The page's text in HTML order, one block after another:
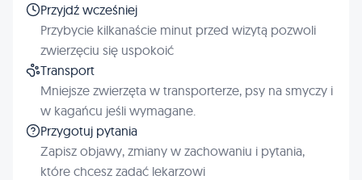
Przyjdź wcześniej
Przybycie kilkanaście minut przed wizytą pozwoli
zwierzęciu się uspokoić
Transport
Mniejsze zwierzęta w transporterze, psy na smyczy i
w kagańcu jeśli wymagane.
Przygotuj pytania
Zapisz objawy, zmiany w zachowaniu i pytania,
które chcesz zadać lekarzowi